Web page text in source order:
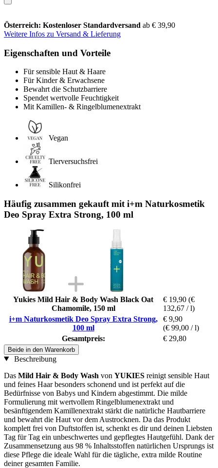
Österreich: Kostenloser Standardversand ab € 39,90
Weitere Infos zu Versand & Lieferung
Eigenschaften und Vorteile
Für sensible Haut & Haare
Für Kinder & Erwachsene
Bewahrt die Schutzbarriere
Spendet wertvolle Feuchtigkeit
Mit Kamillen- & Ringelblumenextrakt
Vegan
Tierversuchsfrei
Silikonfrei
Häufig zusammen gekauft mit i+m Naturkosmetik
Deo Spray Extra Strong, 100 ml
Yukies Mild Hair & Body Wash Black Oat
Chamomile, 150 ml
€ 19,90 (€
132,67 / l)
i+m Naturkosmetik Deo Spray Extra Strong,
100 ml
€ 9,90
(€ 99,00 / l)
Gesamtpreis:
€ 29,80
Beide in den Warenkorb
Beschreibung
Das Mild Hair & Body Wash von YUKIES reinigt sensible Haut
und feines Haar besonders schonend und ist perfekt auf die
Bedürfnisse von Babys und Kindern abgestimmt. Die milde
Formulierung mit wertvollem Ringelblumenextrakt und
besänftigendem Kamillenextrakt stärkt die natürliche Hautbarriere
und bewahrt die Haut vor dem Austrocknen. Da das Produkt
komplett frei von Duftstoffen ist, schenkt es dir und deinen Liebsten
Tag für Tag ein unbeschwertes und gepflegtes Hautgefühl. Dank der
Zusammensetzung aus 98 % Inhaltsstoffen natürlichen Ursprungs ist
diese Pflege die ideale Wahl für die tägliche, extra milde Routine
deiner gesamten Familie.